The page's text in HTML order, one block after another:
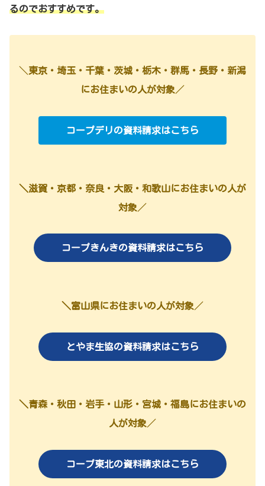
るのでおすすめです。
＼東京・埼玉・千葉・茨城・栃木・群馬・長野・新潟
にお住まいの人が対象／
コープデリの資料請求はこちら
＼滋賀・京都・奈良・大阪・和歌山にお住まいの人が
対象 ／
コープきんきの資料請求はこちら
＼富山県にお住まいの人が対象 ／
とやま生協の資料請求はこちら
＼青森・秋田・岩手・山形・宮城・福島にお住まいの
人が対象／
コープ東北の資料請求はこちら